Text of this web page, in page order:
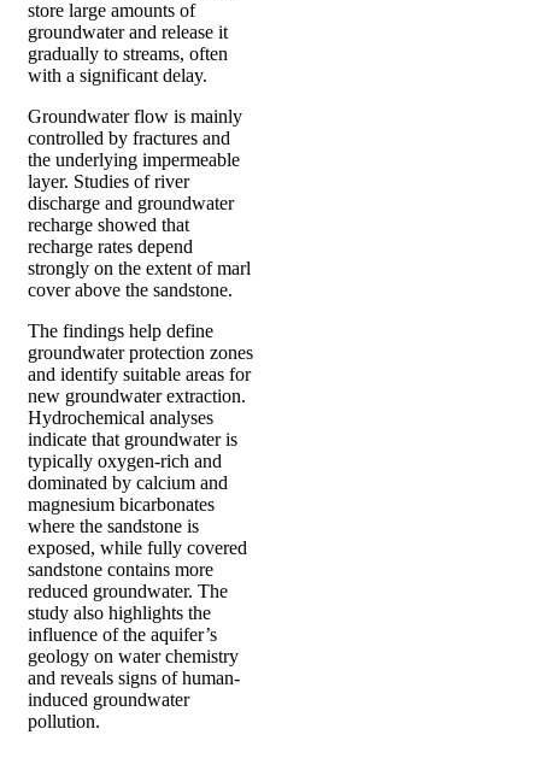
store large amounts of
groundwater and release it
gradually to streams, often
with a significant delay.
Groundwater flow is mainly
controlled by fractures and
the underlying impermeable
layer. Studies of river
discharge and groundwater
recharge showed that
recharge rates depend
strongly on the extent of marl
cover above the sandstone.
The findings help define
groundwater protection zones
and identify suitable areas for
new groundwater extraction.
Hydrochemical analyses
indicate that groundwater is
typically oxygen-rich and
dominated by calcium and
magnesium bicarbonates
where the sandstone is
exposed, while fully covered
sandstone contains more
reduced groundwater. The
study also highlights the
influence of the aquifer’s
geology on water chemistry
and reveals signs of human-
induced groundwater
pollution.